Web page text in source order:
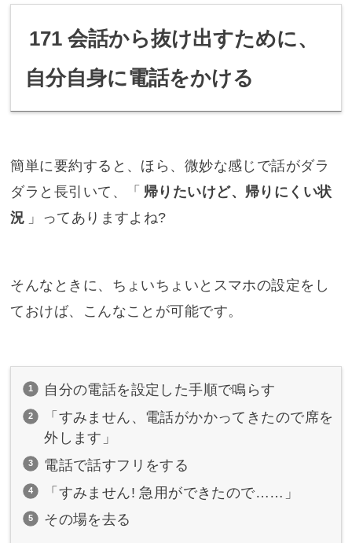
171 会話から抜け出すために、
自分自身に電話をかける
簡単に要約すると、ほら、微妙な感じで話がダラ
ダラと長引いて、「 帰りたいけど、帰りにくい状
況 」ってありますよね?
そんなときに、ちょいちょいとスマホの設定をし
ておけば、こんなことが可能です。
自分の電話を設定した手順で鳴らす
「すみません、電話がかかってきたので席を
外します」
電話で話すフリをする
「すみません! 急用ができたので……」
その場を去る